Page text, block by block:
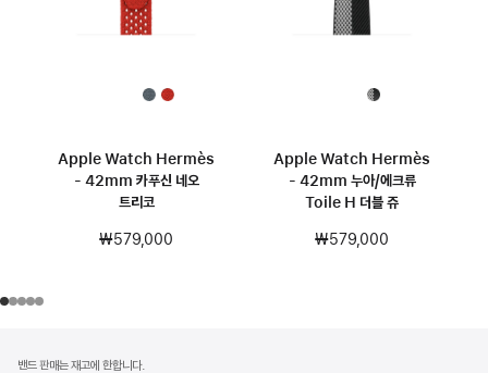
Apple Watch Hermès
- 42mm 카푸신 네오
트리코
₩579,000
Apple Watch Hermès
- 42mm 누아/에크류
Toile H 더블 쥬
₩579,000
밴드 판매는 재고에 한합니다.